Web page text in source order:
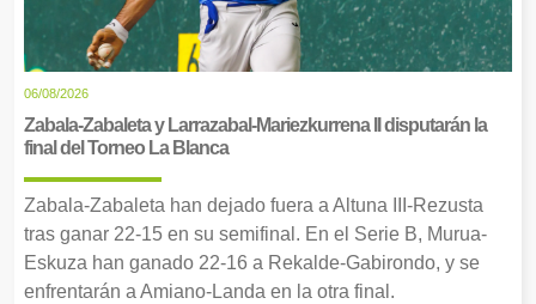
06/08/2026
Zabala-Zabaleta y Larrazabal-Mariezkurrena II disputarán la
final del Torneo La Blanca
Zabala-Zabaleta han dejado fuera a Altuna III-Rezusta
tras ganar 22-15 en su semifinal. En el Serie B, Murua-
Eskuza han ganado 22-16 a Rekalde-Gabirondo, y se
enfrentarán a Amiano-Landa en la otra final.